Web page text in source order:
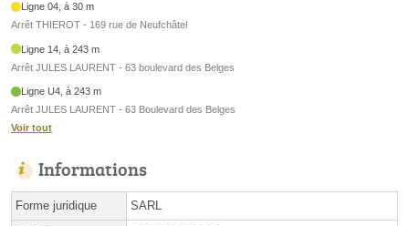
Ligne 04, à 30 m
Arrêt THIEROT - 169 rue de Neufchâtel
Ligne 14, à 243 m
Arrêt JULES LAURENT - 63 boulevard des Belges
Ligne U4, à 243 m
Arrêt JULES LAURENT - 63 Boulevard des Belges
Voir tout
Informations
Forme juridique SARL